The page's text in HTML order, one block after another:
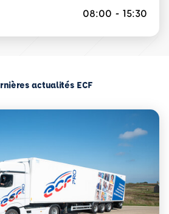
08:00 - 15:30
actualités ECF